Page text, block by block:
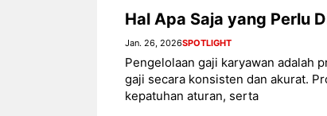
Hal Apa Saja yang Perlu
Jan. 26, 2026SPOTLIGHT
Pengelolaan gaji karyawan adalah
gaji secara konsisten dan akurat.
kepatuhan aturan, serta